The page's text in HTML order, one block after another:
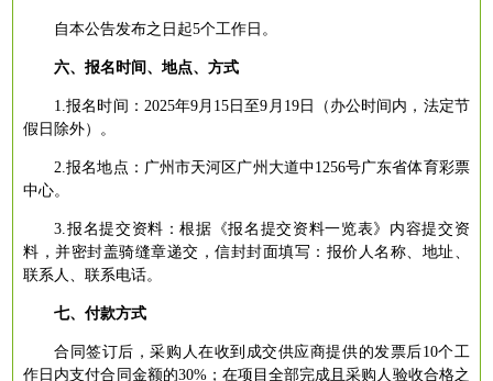
自本公告发布之日起5个工作日。
六、报名时间、地点、方式
1.报名时间：2025年9月15日至9月19日（办公时间内，法定节
假日除外）。
2.报名地点：广州市天河区广州大道中1256号广东省体育彩票
中心。
3.报名提交资料：根据《报名提交资料一览表》内容提交资
料，并密封盖骑缝章递交，信封封面填写：报价人名称、地址、
联系人、联系电话。
七、付款方式
合同签订后，采购人在收到成交供应商提供的发票后10个工
作日内支付合同金额的30%；在项目全部完成且采购人验收合格之